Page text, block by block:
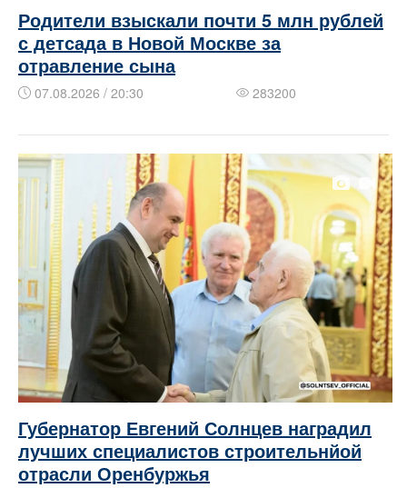
Родители взыскали почти 5 млн рублей
с детсада в Новой Москве за
отравление сына
07.08.2026 / 20:30 283200
Губернатор Евгений Солнцев наградил
лучших специалистов строительнйой
отрасли Оренбуржья